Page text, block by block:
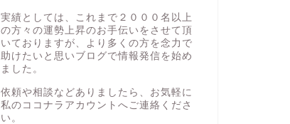
実績としては、これまで２０００名以上
の方々の運勢上昇のお手伝いをさせて頂
いておりますが、より多くの方を念力で
助けたいと思いブログで情報発信を始め
ました。
依頼や相談などありましたら、お気軽に
私の ココナラアカウント へご連絡くださ
い。